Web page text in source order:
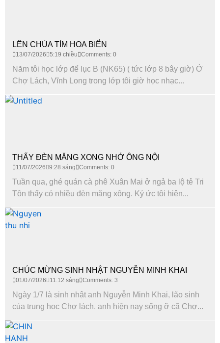
LÊN CHÙA TÌM HOA BIỂN
13/07/2026 5:19 chiều Comments: 0
Năm tôi học lớp để lục B (NK65) ( tức lớp 8 bây giờ) Ở
Chợ Lách, Vĩnh Long trong lớp tôi giờ học nhạc...
THẤY ĐÈN MĂNG XONG NHỚ ÔNG NỘI
11/07/2026 9:28 sáng Comments: 0
Tuần qua, ghé quán cà phê Xuân Mai ở ngả ba lộ tẻ Tri
Tôn thấy có nhiều đèn măng xông. Ký ức tôi hiện...
CHÚC MỪNG SINH NHẬT NGUYỄN MINH KHAI
01/07/2026 11:12 sáng Comments: 3
Ngày 1/7 là sinh nhật anh Nguyễn Minh Khai, lão sinh
của trung hoc Chợ lách. anh hiện nay sống ỡ cã Chợ...